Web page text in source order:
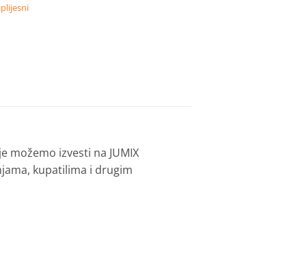
izvesti na JUMIX
kupatilima i drugim